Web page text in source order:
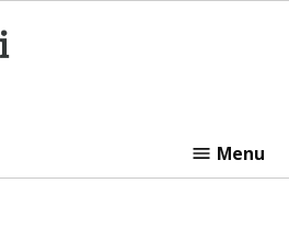
Menu